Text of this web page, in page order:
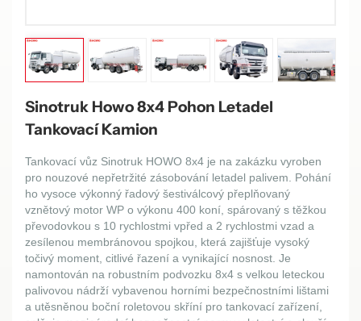
Sinotruk Howo 8x4 Pohon Letadel
Tankovací Kamion
Tankovací vůz Sinotruk HOWO 8x4 je na zakázku vyroben
pro nouzové nepřetržité zásobování letadel palivem. Pohání
ho vysoce výkonný řadový šestiválcový přeplňovaný
vznětový motor WP o výkonu 400 koní, spárovaný s těžkou
převodovkou s 10 rychlostmi vpřed a 2 rychlostmi vzad a
zesílenou membránovou spojkou, která zajišťuje vysoký
točivý moment, citlivé řazení a vynikající nosnost. Je
namontován na robustním podvozku 8x4 s velkou leteckou
palivovou nádrží vybavenou horními bezpečnostními lištami
a utěsněnou boční roletovou skříní pro tankovací zařízení,